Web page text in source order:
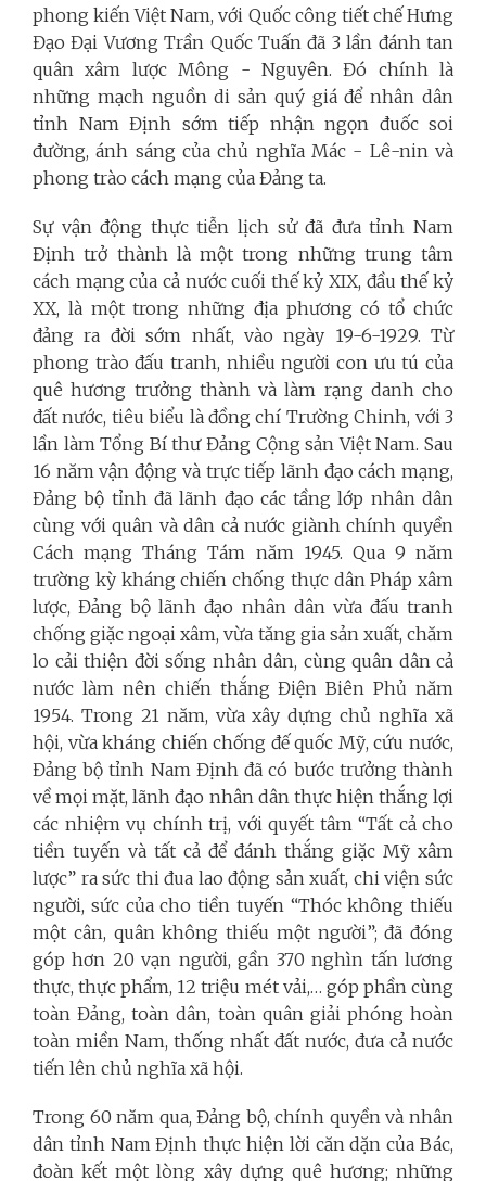
phong kiến Việt Nam, với Quốc công tiết chế Hưng
Đạo Đại Vương Trần Quốc Tuấn đã 3 lần đánh tan
quân xâm lược Mông - Nguyên. Đó chính là
những mạch nguồn di sản quý giá để nhân dân
tỉnh Nam Định sớm tiếp nhận ngọn đuốc soi
đường, ánh sáng của chủ nghĩa Mác - Lê-nin và
phong trào cách mạng của Đảng ta.
Sự vận động thực tiễn lịch sử đã đưa tỉnh Nam
Định trở thành là một trong những trung tâm
cách mạng của cả nước cuối thế kỷ XIX, đầu thế kỷ
XX, là một trong những địa phương có tổ chức
đảng ra đời sớm nhất, vào ngày 19-6-1929. Từ
phong trào đấu tranh, nhiều người con ưu tú của
quê hương trưởng thành và làm rạng danh cho
đất nước, tiêu biểu là đồng chí Trường Chinh, với 3
lần làm Tổng Bí thư Đảng Cộng sản Việt Nam. Sau
16 năm vận động và trực tiếp lãnh đạo cách mạng,
Đảng bộ tỉnh đã lãnh đạo các tầng lớp nhân dân
cùng với quân và dân cả nước giành chính quyền
Cách mạng Tháng Tám năm 1945. Qua 9 năm
trường kỳ kháng chiến chống thực dân Pháp xâm
lược, Đảng bộ lãnh đạo nhân dân vừa đấu tranh
chống giặc ngoại xâm, vừa tăng gia sản xuất, chăm
lo cải thiện đời sống nhân dân, cùng quân dân cả
nước làm nên chiến thắng Điện Biên Phủ năm
1954. Trong 21 năm, vừa xây dựng chủ nghĩa xã
hội, vừa kháng chiến chống đế quốc Mỹ, cứu nước,
Đảng bộ tỉnh Nam Định đã có bước trưởng thành
về mọi mặt, lãnh đạo nhân dân thực hiện thắng lợi
các nhiệm vụ chính trị, với quyết tâm “Tất cả cho
tiền tuyến và tất cả để đánh thắng giặc Mỹ xâm
lược” ra sức thi đua lao động sản xuất, chi viện sức
người, sức của cho tiền tuyến “Thóc không thiếu
một cân, quân không thiếu một người”; đã đóng
góp hơn 20 vạn người, gần 370 nghìn tấn lương
thực, thực phẩm, 12 triệu mét vải,… góp phần cùng
toàn Đảng, toàn dân, toàn quân giải phóng hoàn
toàn miền Nam, thống nhất đất nước, đưa cả nước
tiến lên chủ nghĩa xã hội.
Trong 60 năm qua, Đảng bộ, chính quyền và nhân
dân tỉnh Nam Định thực hiện lời căn dặn của Bác,
đoàn kết một lòng xây dựng quê hương; những